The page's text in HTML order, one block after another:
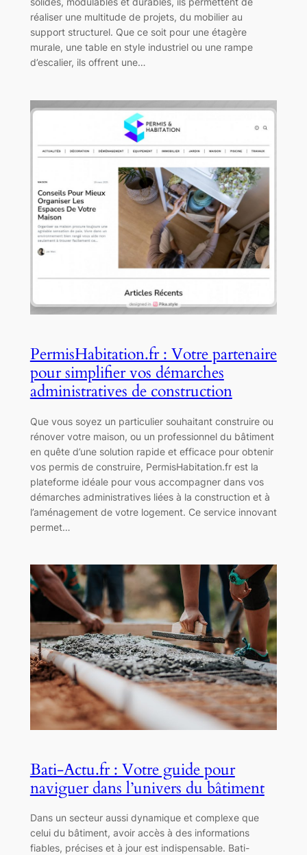
réaliser une multitude de projets, du mobilier au
support structurel. Que ce soit pour une étagère
murale, une table en style industriel ou une rampe
d’escalier, ils offrent une…
PermisHabitation.fr : Votre partenaire
pour simplifier vos démarches
administratives de construction
Que vous soyez un particulier souhaitant construire ou
rénover votre maison, ou un professionnel du bâtiment
en quête d’une solution rapide et efficace pour obtenir
vos permis de construire, PermisHabitation.fr est la
plateforme idéale pour vous accompagner dans vos
démarches administratives liées à la construction et à
l’aménagement de votre logement. Ce service innovant
permet…
Bati-Actu.fr : Votre guide pour
naviguer dans l’univers du bâtiment
Dans un secteur aussi dynamique et complexe que
celui du bâtiment, avoir accès à des informations
fiables, précises et à jour est indispensable. Bati-